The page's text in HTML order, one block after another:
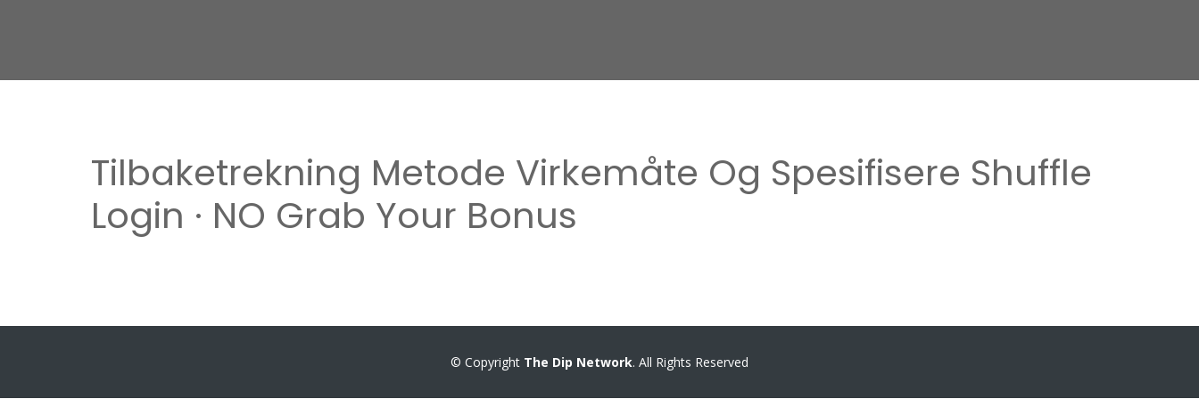
Tilbaketrekning Metode Virkemåte Og Spesifisere Shuffle
Login · NO Grab Your Bonus
© Copyright The Dip Network. All Rights Reserved